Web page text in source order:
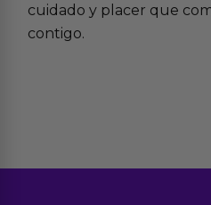
cuidado y placer que
contigo.